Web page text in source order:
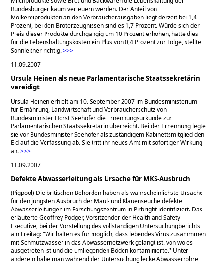
Bundesbürger kaum verteuern werden. Der Anteil von
Molkereiprodukten an den Verbraucherausgaben liegt derzeit bei 1,4
Prozent, bei den Broterzeugnissen sind es 1,7 Prozent. Würde sich der
Preis dieser Produkte durchgängig um 10 Prozent erhöhen, hätte dies
für die Lebenshaltungskosten ein Plus von 0,4 Prozent zur Folge, stellte
Sonnleitner richtig.>>>
11.09.2007
Ursula Heinen als neue Parlamentarische Staatssekretärin
vereidigt
Ursula Heinen erhielt am 10. September 2007 im Bundesministerium
für Ernährung, Landwirtschaft und Verbraucherschutz von
Bundesminister Horst Seehofer die Ernennungsurkunde zur
Parlamentarischen Staatssekretärin überreicht. Bei der Ernennung legte
sie vor Bundesminister Seehofer als zuständigem Kabinettsmitglied den
Eid auf die Verfassung ab. Sie tritt ihr neues Amt mit sofortiger Wirkung
an.>>>
11.09.2007
Defekte Abwasserleitung als Ursache für MKS-Ausbruch
(Pigpool) Die britischen Behörden haben als wahrscheinlichste Ursache
für den jüngsten Ausbruch der Maul- und Klauenseuche defekte
Abwasserleitungen im Forschungszentrum in Pirbright identifiziert. Das
erläuterte Geoffrey Podger, Vorsitzender der Health and Safety
Executive, bei der Vorstellung des vollständigen Untersuchungberichts
am Freitag: "Wir halten es für möglich, dass lebendes Virus zusammmen
mit Schmutzwasser in das Abwassernetzwerk gelangt ist, von wo es
ausgetreten ist und die umliegenden Böden kontaminierte." Unter
anderem habe man während der Untersuchung lecke Abwasserrohre